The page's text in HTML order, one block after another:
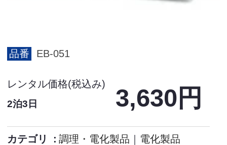
品番 EB-051
レンタル価格(税込み)
2泊3日 3,630円
カテゴリ 調理・電化製品 ｜ 電化製品